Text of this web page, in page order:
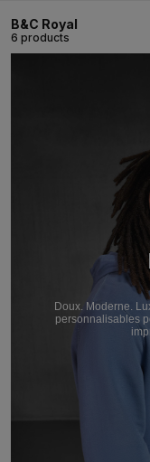
B&C Royal
6 products
Doux. Moderne.
personnalisables